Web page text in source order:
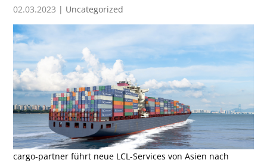
02.03.2023 | Uncategorized
cargo-partner führt neue LCL-Services von Asien nach